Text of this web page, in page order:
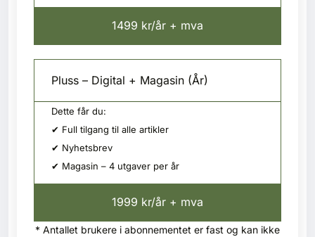
1499 kr/år + mva
Pluss – Digital + Magasin (År)
Dette får du:
✔ Full tilgang til alle artikler
✔ Nyhetsbrev
✔ Magasin – 4 utgaver per år
1999 kr/år + mva
* Antallet brukere i abonnementet er fast og kan ikke